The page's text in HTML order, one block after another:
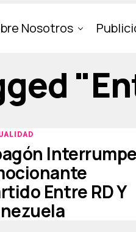
Nosotros
Entre RD Y